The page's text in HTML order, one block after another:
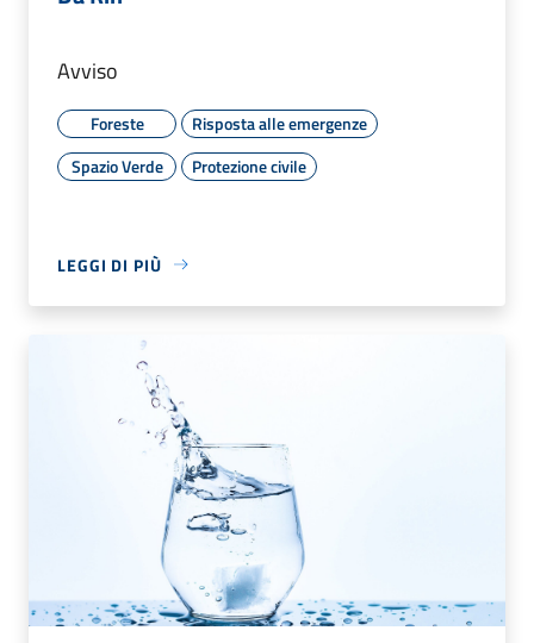
Avviso
Foreste
Risposta alle emergenze
Spazio Verde
Protezione civile
LEGGI DI PIÙ